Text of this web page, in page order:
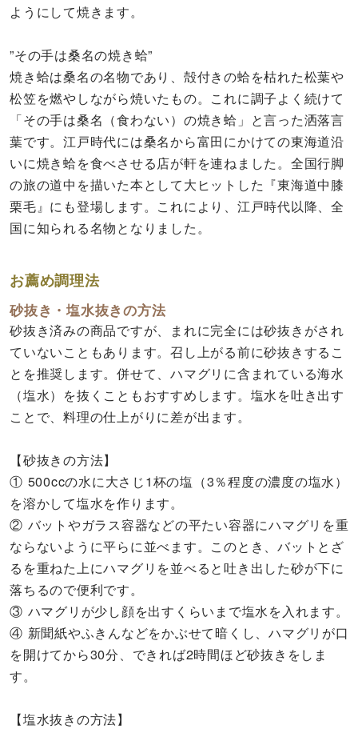
ようにして焼きます。
”その手は桑名の焼き蛤”
焼き蛤は桑名の名物であり、殻付きの蛤を枯れた松葉や
松笠を燃やしながら焼いたもの。これに調子よく続けて
「その手は桑名（食わない）の焼き蛤」と言った洒落言
葉です。江戸時代には桑名から富田にかけての東海道沿
いに焼き蛤を食べさせる店が軒を連ねました。全国行脚
の旅の道中を描いた本として大ヒットした『東海道中膝
栗毛』にも登場します。これにより、江戸時代以降、全
国に知られる名物となりました。
お薦め調理法
砂抜き・塩水抜きの方法
砂抜き済みの商品ですが、まれに完全には砂抜きがされ
ていないこともあります。召し上がる前に砂抜きするこ
とを推奨します。併せて、ハマグリに含まれている海水
（塩水）を抜くこともおすすめします。塩水を吐き出す
ことで、料理の仕上がりに差が出ます。
【砂抜きの方法】
① 500ccの水に大さじ1杯の塩（3％程度の濃度の塩水）
を溶かして塩水を作ります。
② バットやガラス容器などの平たい容器にハマグリを重
ならないように平らに並べます。このとき、バットとざ
るを重ねた上にハマグリを並べると吐き出した砂が下に
落ちるので便利です。
③ ハマグリが少し顔を出すくらいまで塩水を入れます。
④ 新聞紙やふきんなどをかぶせて暗くし、ハマグリが口
を開けてから30分、できれば2時間ほど砂抜きをしま
す。
【塩水抜きの方法】